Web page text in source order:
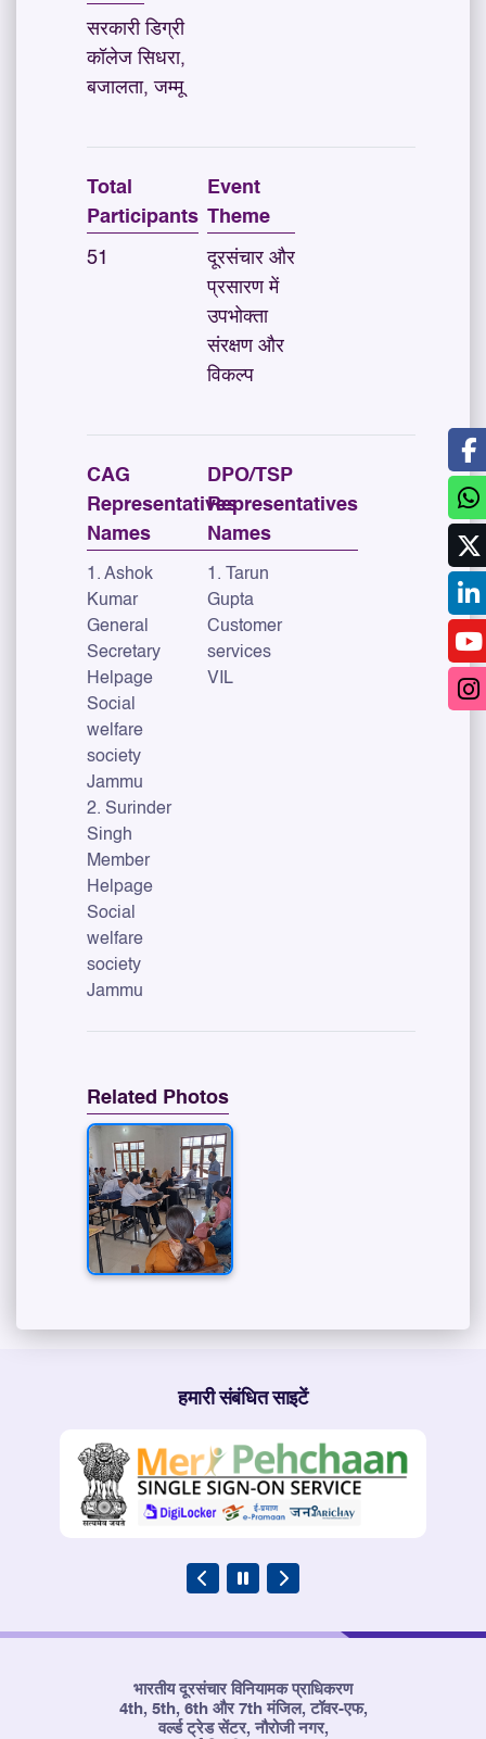
सरकारी डिग्री
कॉलेज सिधरा,
बजालता, जम्मू
Total
Participants
51
Event
Theme
दूरसंचार और
प्रसारण में
उपभोक्ता
संरक्षण और
विकल्प
CAG
Representatives
Names
1. Ashok
Kumar
General
Secretary
Helpage
Social
welfare
society
Jammu
2. Surinder
Singh
Member
Helpage
Social
welfare
society
Jammu
DPO/TSP
Representatives
Names
1. Tarun
Gupta
Customer
services
VIL
Related Photos
हमारी संबंधित साइटें
भारतीय दूरसंचार विनियामक प्राधिकरण
4th, 5th, 6th और 7th मंजिल, टॉवर-एफ,
वर्ल्ड ट्रेड सेंटर, नौरोजी नगर,